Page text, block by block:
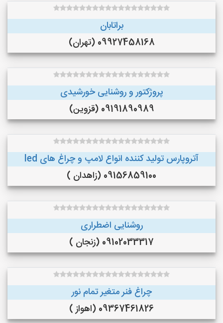
براتابان
09927458168 (تهران)
پروژکتور و روشنایی خورشیدی
09191890989 (قزوین)
آتروپارس تولید کننده انواع لامپ و چراغ های led
09156859100 (زاهدان )
روشنایی اضطراری
09102033317 (زنجان )
چراغ فنر متغیر تمام نور
09367461826 (اهواز )